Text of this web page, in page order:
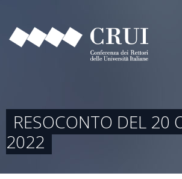
RESOCONTO DEL 20
2022